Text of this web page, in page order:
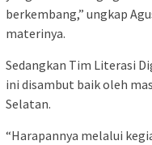
berkembang,” ungkap
materinya.
Sedangkan Tim Literasi
ini disambut baik oleh
Selatan.
“Harapannya melalui